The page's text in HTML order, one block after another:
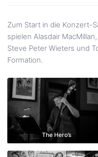
Zum Start in die Konzert-
spielen Alasdair
Steve Peter Wieters und
Formation.
The Hero’s